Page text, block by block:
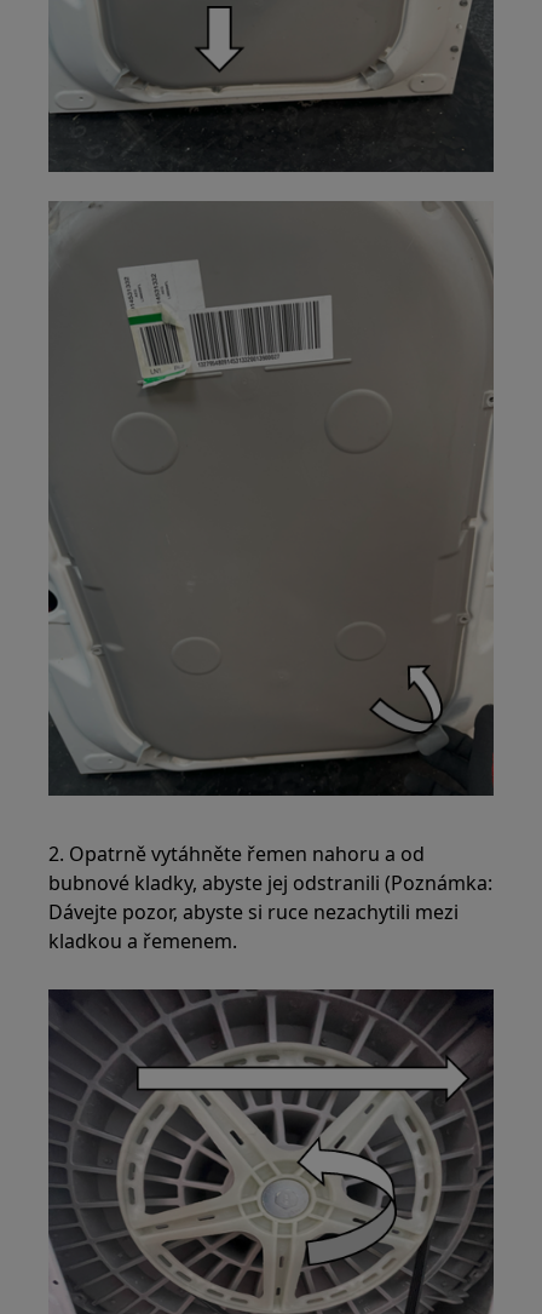
2. Opatrně vytáhněte řemen nahoru a od
bubnové kladky, abyste jej odstranili (Poznámka:
Dávejte pozor, abyste si ruce nezachytili mezi
kladkou a řemenem.